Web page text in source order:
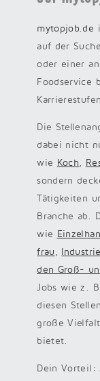
mytopjob.de
auf der
oder einer
Foodservice
Die
dabei nicht
wie Koch
sondern
Tätigkeiten
Branche ab.
wie
frau
den Groß-
Jobs wie z. B.
diesen
große
bietet.
Dein Vorteil: